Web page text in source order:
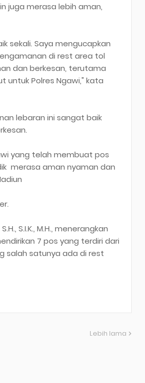
juga merasa lebih aman,
sekali. Saya mengucapkan
di rest area tol
dan berkesan, terutama
untuk Polres Ngawi," kata
lebaran ini sangat baik
yang telah membuat pos
merasa aman nyaman dan
S.I.K., M.H., menerangkan
7 pos yang terdiri dari
salah satunya ada di rest
Lebih lama